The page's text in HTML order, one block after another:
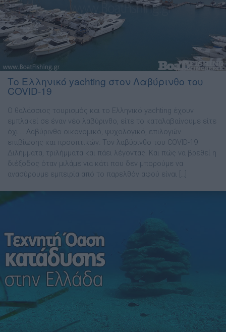
Το Ελληνικό yachting στον Λαβύρινθο του
COVID-19
Ο θαλάσσιος τουρισμός και το Ελληνικό yachting έχουν
εμπλακεί σε έναν νέο λαβύρινθο, είτε το καταλαβαίνουμε είτε
όχι…. Λαβύρινθο οικονομικό, ψυχολογικό, επιλογών
επιβίωσης και προοπτικών. Τον λαβύρινθο του COVID-19
Διλήμματα, τριλήμματα και πάει λέγοντας. Και πώς να βρεθεί η
διέξοδος όταν μιλάμε για κάτι που δεν μπορούμε να
ανασύρουμε εμπειρία από το παρελθόν αφού είναι […]